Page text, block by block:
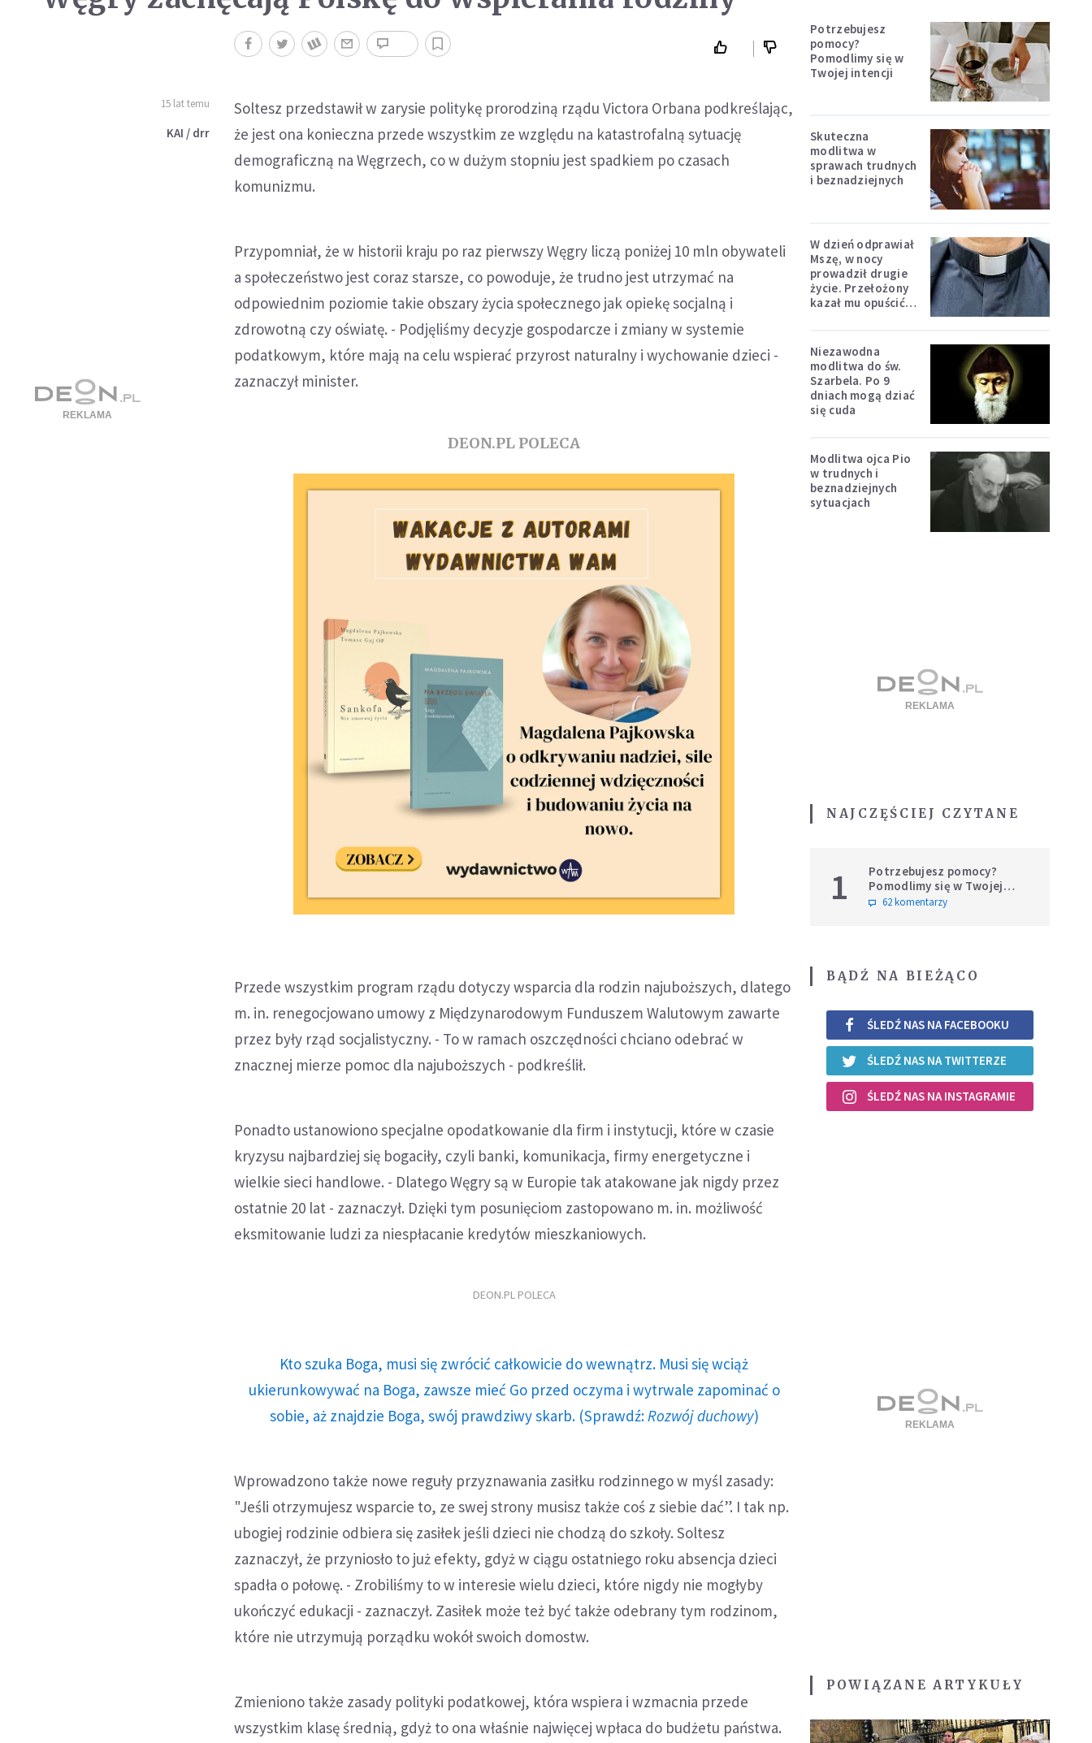
15 lat temu
KAI / drr
Soltesz przedstawił w zarysie politykę prorodziną rządu Victora Orbana podkreślając,
że jest ona konieczna przede wszystkim ze względu na katastrofalną sytuację
demograficzną na Węgrzech, co w dużym stopniu jest spadkiem po czasach
komunizmu.
Przypomniał, że w historii kraju po raz pierwszy Węgry liczą poniżej 10 mln obywateli
a społeczeństwo jest coraz starsze, co powoduje, że trudno jest utrzymać na
odpowiednim poziomie takie obszary życia społecznego jak opiekę socjalną i
zdrowotną czy oświatę. - Podjęliśmy decyzje gospodarcze i zmiany w systemie
podatkowym, które mają na celu wspierać przyrost naturalny i wychowanie dzieci -
zaznaczył minister.
DEON.PL POLECA
Przede wszystkim program rządu dotyczy wsparcia dla rodzin najuboższych, dlatego
m. in. renegocjowano umowy z Międzynarodowym Funduszem Walutowym zawarte
przez były rząd socjalistyczny. - To w ramach oszczędności chciano odebrać w
znacznej mierze pomoc dla najuboższych - podkreślił.
Ponadto ustanowiono specjalne opodatkowanie dla firm i instytucji, które w czasie
kryzysu najbardziej się bogaciły, czyli banki, komunikacja, firmy energetyczne i
wielkie sieci handlowe. - Dlatego Węgry są w Europie tak atakowane jak nigdy przez
ostatnie 20 lat - zaznaczył. Dzięki tym posunięciom zastopowano m. in. możliwość
eksmitowanie ludzi za niespłacanie kredytów mieszkaniowych.
DEON.PL POLECA
Kto szuka Boga, musi się zwrócić całkowicie do wewnątrz. Musi się wciąż
ukierunkowywać na Boga, zawsze mieć Go przed oczyma i wytrwale zapominać o
sobie, aż znajdzie Boga, swój prawdziwy skarb. (Sprawdź:Rozwój duchowy)
Wprowadzono także nowe reguły przyznawania zasiłku rodzinnego w myśl zasady:
"Jeśli otrzymujesz wsparcie to, ze swej strony musisz także coś z siebie dać”. I tak np.
ubogiej rodzinie odbiera się zasiłek jeśli dzieci nie chodzą do szkoły. Soltesz
zaznaczył, że przyniosło to już efekty, gdyż w ciągu ostatniego roku absencja dzieci
spadła o połowę. - Zrobiliśmy to w interesie wielu dzieci, które nigdy nie mogłyby
ukończyć edukacji - zaznaczył. Zasiłek może też być także odebrany tym rodzinom,
które nie utrzymują porządku wokół swoich domostw.
Zmieniono także zasady polityki podatkowej, która wspiera i wzmacnia przede
wszystkim klasę średnią, gdyż to ona właśnie najwięcej wpłaca do budżetu państwa.
Potrzebujesz
pomocy?
Pomodlimy się w
Twojej intencji
Skuteczna
modlitwa w
sprawach trudnych
i beznadziejnych
W dzień odprawiał
Mszę, w nocy
prowadził drugie
życie. Przełożony
kazał mu opuścić
Niezawodna
modlitwa do św.
Szarbela. Po 9
dniach mogą dziać
się cuda
Modlitwa ojca Pio
w trudnych i
beznadziejnych
sytuacjach
NAJCZĘŚCIEJ CZYTANE
1
Potrzebujesz pomocy?
Pomodlimy się w Twojej
intencji
62 komentarzy
BĄDŹ NA BIEŻĄCO
ŚLEDŹ NAS NA FACEBOOKU
ŚLEDŹ NAS NA TWITTERZE
ŚLEDŹ NAS NA INSTAGRAMIE
POWIĄZANE ARTYKUŁY